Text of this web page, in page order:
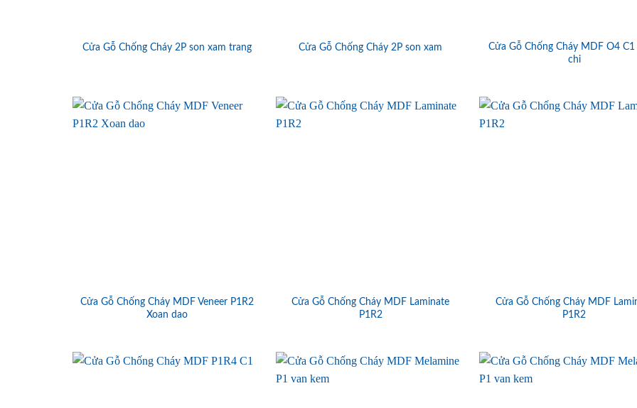
Cửa Gỗ Chống Cháy 2P son xam trang Cửa Gỗ Chống Cháy 2P son xam
Cửa Gỗ Chống Cháy MDF O4
chi
Cửa Gỗ Chống Cháy MDF Veneer P1R2
Xoan dao
Cửa Gỗ Chống Cháy MDF Laminate
P1R2
Cửa Gỗ Chống Cháy MDF
P1R2